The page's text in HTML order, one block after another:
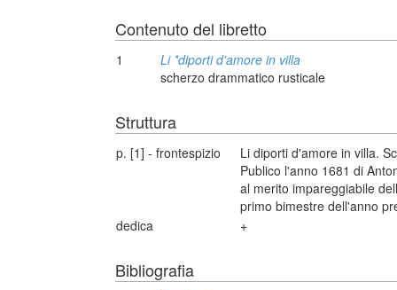
Contenuto del libretto
1
Li *diporti d'amore in villa
scherzo drammatico rusticale
Struttura
p. [1] - frontespizio
Li diporti d'amore in villa.
Publico l'anno 1681 di
al merito impareggiabile
primo bimestre dell'anno
dedica
+
Bibliografia